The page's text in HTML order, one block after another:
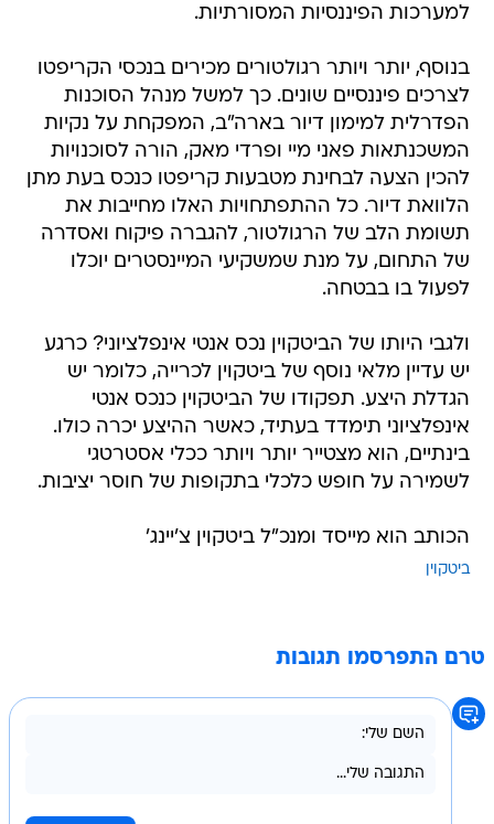
למערכות הפיננסיות המסורתיות.
בנוסף, יותר ויותר רגולטורים מכירים בנכסי הקריפטו
לצרכים פיננסיים שונים. כך למשל מנהל הסוכנות
הפדרלית למימון דיור בארה"ב, המפקחת על נקיות
המשכנתאות פאני מיי ופרדי מאק, הורה לסוכנויות
להכין הצעה לבחינת מטבעות קריפטו כנכס בעת מתן
הלוואת דיור. כל ההתפתחויות האלו מחייבות את
תשומת הלב של הרגולטור, להגברה פיקוח ואסדרה
של התחום, על מנת שמשקיעי המיינסטרים יוכלו
לפעול בו בבטחה.
ולגבי היותו של הביטקוין נכס אנטי אינפלציוני? כרגע
יש עדיין מלאי נוסף של ביטקוין לכרייה, כלומר יש
הגדלת היצע. תפקודו של הביטקוין כנכס אנטי
אינפלציוני תימדד בעתיד, כאשר ההיצע יכרה כולו.
בינתיים, הוא מצטייר יותר ויותר ככלי אסטרטגי
לשמירה על חופש כלכלי בתקופות של חוסר יציבות.
הכותב הוא מייסד ומנכ"ל ביטקוין צ'יינג'
ביטקוין
טרם התפרסמו תגובות